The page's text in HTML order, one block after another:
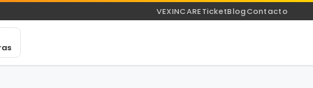
VEXINCARETicketBlogContacto